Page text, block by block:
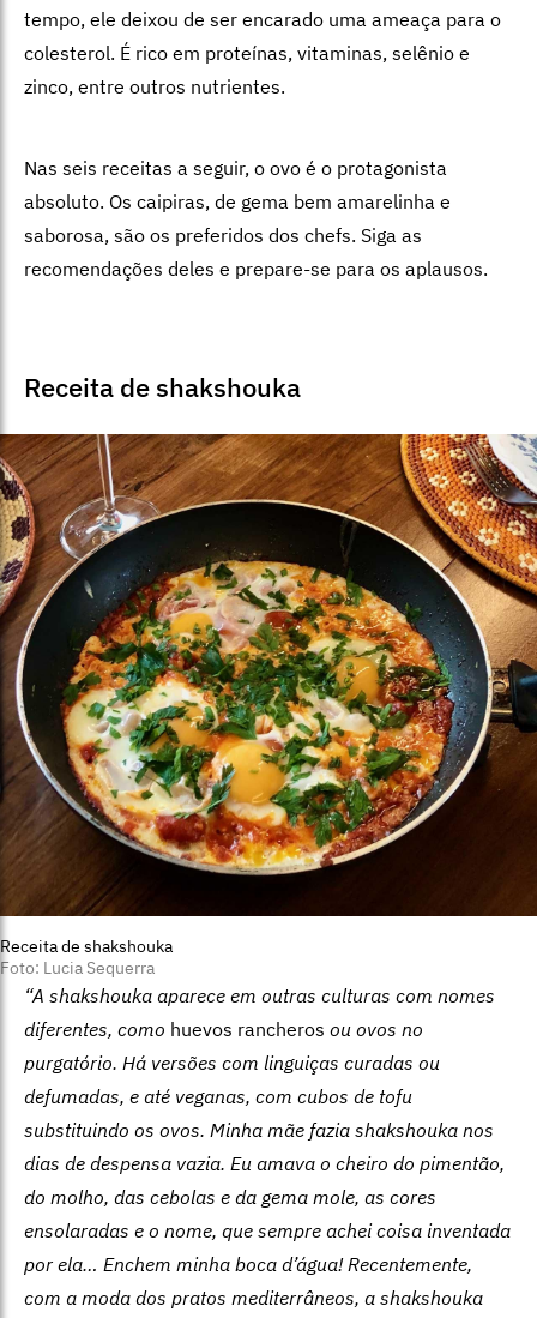
tempo, ele deixou de ser encarado uma ameaça para o
colesterol. É rico em proteínas, vitaminas, selênio e
zinco, entre outros nutrientes.
Nas seis receitas a seguir, o ovo é o protagonista
absoluto. Os caipiras, de gema bem amarelinha e
saborosa, são os preferidos dos chefs. Siga as
recomendações deles e prepare-se para os aplausos.
Receita de shakshouka
Receita de shakshouka
Foto: Lucia Sequerra
“A shakshouka aparece em outras culturas com nomes
diferentes, como huevos rancheros ou ovos no
purgatório. Há versões com linguiças curadas ou
defumadas, e até veganas, com cubos de tofu
substituindo os ovos. Minha mãe fazia shakshouka nos
dias de despensa vazia. Eu amava o cheiro do pimentão,
do molho, das cebolas e da gema mole, as cores
ensolaradas e o nome, que sempre achei coisa inventada
por ela… Enchem minha boca d’água! Recentemente,
com a moda dos pratos mediterrâneos, a shakshouka